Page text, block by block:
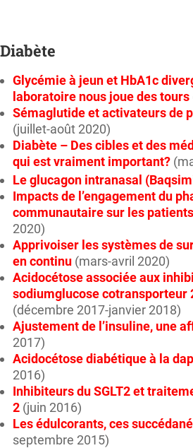
Diabète
Glycémie à jeun et HbA1c
laboratoire nous joue des tours
Sémaglutide et activateurs de
(juillet-août 2020)
Diabète – Des cibles et des
qui est vraiment important?
Le glucagon intranasal
Impacts de l’engagement du
communautaire sur les
2020)
Apprivoiser les systèmes de
en continu (mars-avril 2020)
Acidocétose associée aux
sodiumglucose cotransporteur
(décembre 2017-janvier 2018)
Ajustement de l’insuline, une
2017)
Acidocétose diabétique à la
2016)
Inhibiteurs du SGLT2 et
2 (juin 2016)
Les édulcorants, ces
septembre 2015)